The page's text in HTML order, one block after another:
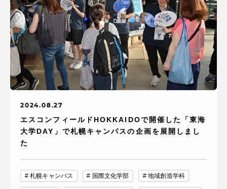
2024.08.27
エスコンフィールドHOKKAIDOで開催した「東海
大学DAY」で札幌キャンパスの企画を展開しまし
た
札幌キャンパス 国際文化学部 地域創造学科